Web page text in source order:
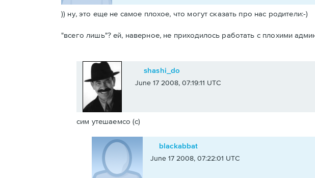
)) ну, это еще не самое плохое, что могут сказать про нас родители:-)
"всего лишь"? ей, наверное, не приходилось работать с плохими
shashi_do
June 17 2008, 07:19:11 UTC
сим утешаемсо (с)
blackabbat
June 17 2008, 07:22:01 UTC